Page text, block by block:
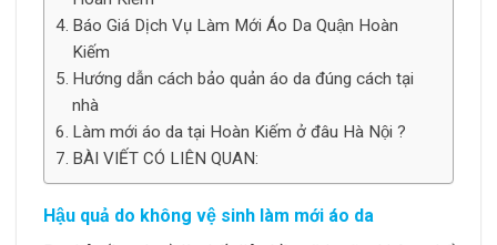
Báo Giá Dịch Vụ Làm Mới Áo Da Quận Hoàn
Kiếm
Hướng dẫn cách bảo quản áo da đúng cách tại
nhà
Làm mới áo da tại Hoàn Kiếm ở đâu Hà Nội ?
BÀI VIẾT CÓ LIÊN QUAN:
Hậu quả do không vệ sinh làm mới áo da